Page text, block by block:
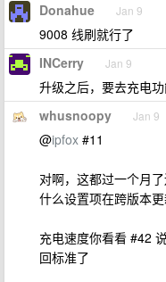
Donahue Jan 9
9008 线刷就行了
INCerry Jan 9
升级之后，要去充电
whusnoopy Jan 9
@ipfox #11
对啊，这都过一个月
什么设置项在跨版本
充电速度你看看 #42
回标准了